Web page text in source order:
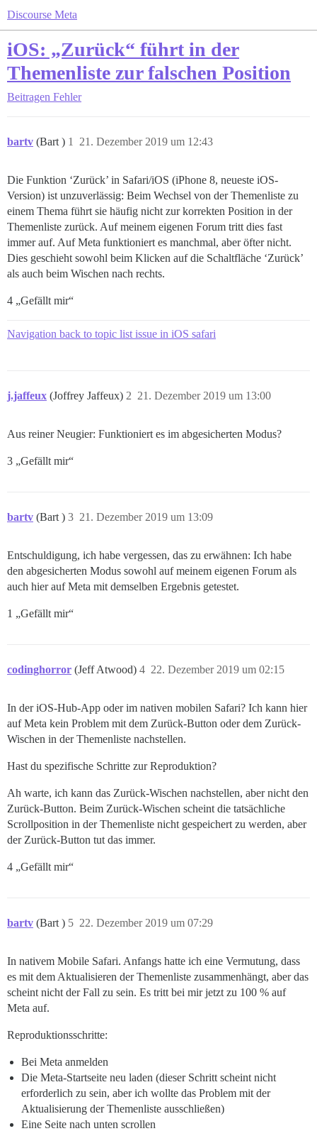
Discourse Meta
iOS: „Zurück“ führt in der
Themenliste zur falschen Position
Beitragen Fehler
bartv (Bart ) 21. Dezember 2019 um 12:43
1
Die Funktion ‘Zurück’ in Safari/iOS (iPhone 8, neueste iOS-
Version) ist unzuverlässig: Beim Wechsel von der Themenliste zu
einem Thema führt sie häufig nicht zur korrekten Position in der
Themenliste zurück. Auf meinem eigenen Forum tritt dies fast
immer auf. Auf Meta funktioniert es manchmal, aber öfter nicht.
Dies geschieht sowohl beim Klicken auf die Schaltfläche ‘Zurück’
als auch beim Wischen nach rechts.
4 „Gefällt mir“
Navigation back to topic list issue in iOS safari
j.jaffeux (Joffrey Jaffeux) 21. Dezember 2019 um 13:00
2
Aus reiner Neugier: Funktioniert es im abgesicherten Modus?
3 „Gefällt mir“
bartv (Bart ) 21. Dezember 2019 um 13:09
3
Entschuldigung, ich habe vergessen, das zu erwähnen: Ich habe
den abgesicherten Modus sowohl auf meinem eigenen Forum als
auch hier auf Meta mit demselben Ergebnis getestet.
1 „Gefällt mir“
codinghorror (Jeff Atwood) 22. Dezember 2019 um 02:15
4
In der iOS-Hub-App oder im nativen mobilen Safari? Ich kann hier
auf Meta kein Problem mit dem Zurück-Button oder dem Zurück-
Wischen in der Themenliste nachstellen.
Hast du spezifische Schritte zur Reproduktion?
Ah warte, ich kann das Zurück-Wischen nachstellen, aber nicht den
Zurück-Button. Beim Zurück-Wischen scheint die tatsächliche
Scrollposition in der Themenliste nicht gespeichert zu werden, aber
der Zurück-Button tut das immer.
4 „Gefällt mir“
bartv (Bart ) 22. Dezember 2019 um 07:29
5
In nativem Mobile Safari. Anfangs hatte ich eine Vermutung, dass
es mit dem Aktualisieren der Themenliste zusammenhängt, aber das
scheint nicht der Fall zu sein. Es tritt bei mir jetzt zu 100 % auf
Meta auf.
Reproduktionsschritte:
Bei Meta anmelden
Die Meta-Startseite neu laden (dieser Schritt scheint nicht
erforderlich zu sein, aber ich wollte das Problem mit der
Aktualisierung der Themenliste ausschließen)
Eine Seite nach unten scrollen